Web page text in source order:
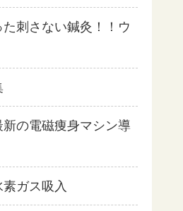
刺さない鍼灸！！ウ
の電磁痩身マシン導
ガス吸入